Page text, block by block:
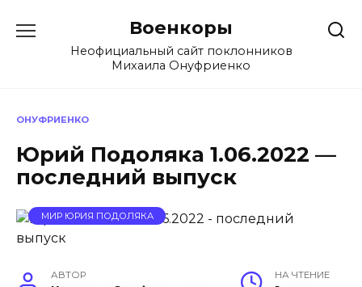
содержанию
Военкоры
Неофициальный сайт поклонников
Михаила Онуфриенко
ОНУФРИЕНКО
Юрий Подоляка 1.06.2022 —
последний выпуск
МИР ЮРИЯ ПОДОЛЯКА
АВТОР НА ЧТЕНИЕ